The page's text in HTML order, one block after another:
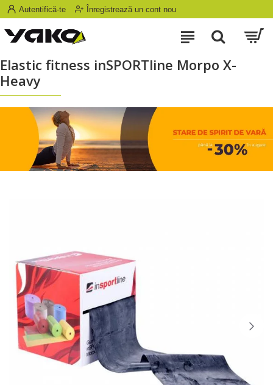
Autentifică-te Înregistrează un cont nou
Elastic fitness inSPORTline Morpo X-
Heavy